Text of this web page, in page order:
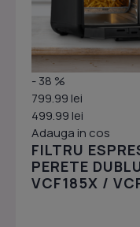
- 38 %
799.99 lei
499.99 lei
Adauga in cos
FILTRU
PERETE
VCF185X /